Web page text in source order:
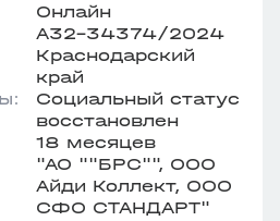
Онлайн
А32-34374/2024
Краснодарский
край
Социальный статус
восстановлен
18 месяцев
"АО ""БРС"", ООО
Айди Коллект, ООО
СФО СТАНДАРТ"